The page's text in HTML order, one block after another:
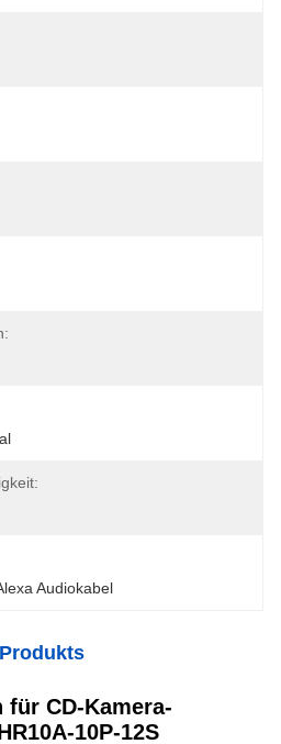
Audiokabel
für CD-Kamera-
10P-12S